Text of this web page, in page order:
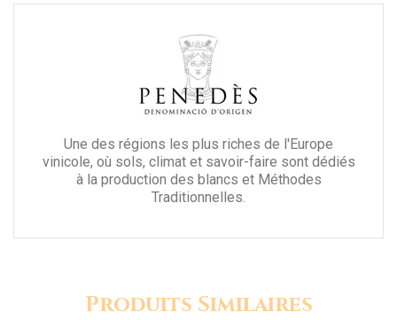
Une des régions les plus riches de l'Europe
vinicole, où sols, climat et savoir-faire sont dédiés
à la production des blancs et Méthodes
Traditionnelles.
Produits Similaires